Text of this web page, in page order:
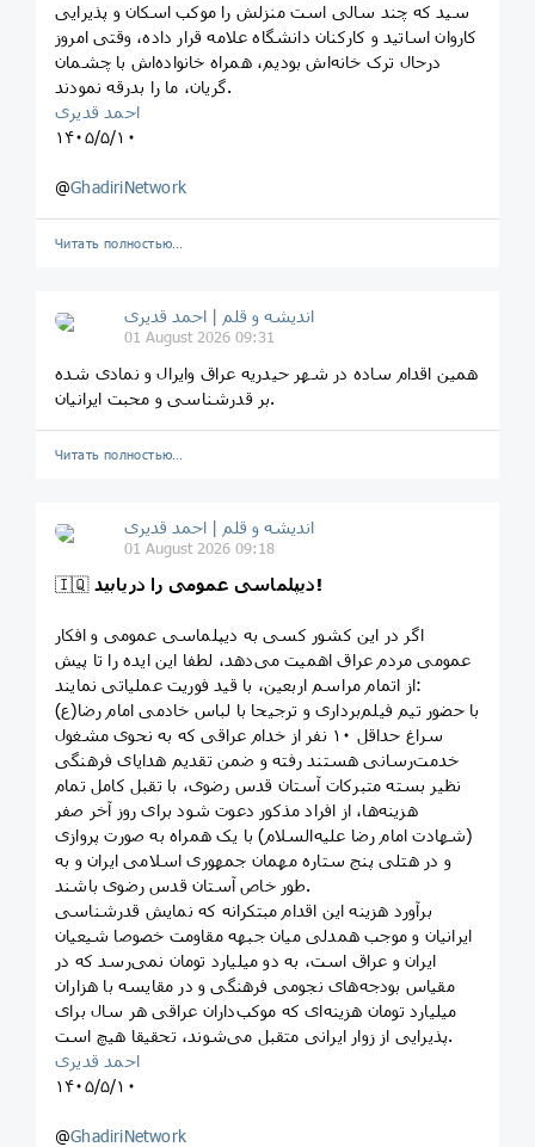
سید که چند سالی است منزلش را موکب اسکان و پذیرایی
کاروان اساتید و کارکنان دانشگاه علامه قرار داده، وقتی امروز
درحال ترک خانه‌اش بودیم، همراه خانواده‌اش با چشمان
گریان، ما را بدرقه نمودند.
احمد قدیری
۱۴۰۵/۵/۱۰
@GhadiriNetwork
Читать полностью…
اندیشه و قلم | احمد قدیری
01 August 2026 09:31
همین اقدام ساده در شهر حیدریه عراق وایرال و نمادی شده
بر قدرشناسی و محبت ایرانیان.
Читать полностью…
اندیشه و قلم | احمد قدیری
01 August 2026 09:18
🇮🇶 دیپلماسی عمومی را دریابید!
اگر در این کشور کسی به دیپلماسی عمومی و افکار
عمومی مردم عراق اهمیت می‌دهد، لطفا این ایده را تا پیش
از اتمام مراسم اربعین، با قید فوریت عملیاتی نمایند:
‏با حضور تیم فیلم‌برداری و ترجیحا با لباس خادمی امام رضا(ع)
سراغ حداقل ۱۰ نفر از خدام عراقی که به نحوی مشغول
خدمت‌رسانی هستند رفته و ضمن تقدیم هدایای فرهنگی
نظیر بسته متبرکات آستان قدس رضوی، با تقبل کامل تمام
هزینه‌ها، از افراد مذکور دعوت شود برای روز آخر صفر
(شهادت امام رضا علیه‌السلام) با یک همراه به صورت پروازی
و در هتلی پنج ستاره مهمان جمهوری اسلامی ایران و به
طور خاص آستان قدس رضوی باشند.
برآورد هزینه این اقدام مبتکرانه که نمایش قدرشناسی
ایرانیان و موجب همدلی میان جبهه مقاومت خصوصا شیعیان
ایران و عراق است، به دو میلیارد تومان نمی‌رسد که در
مقیاس بودجه‌های نجومی فرهنگی و در مقایسه با هزاران
میلیارد تومان هزینه‌ای که موکب‌داران عراقی هر سال برای
پذیرایی از زوار ایرانی متقبل می‌شوند، تحقیقا هیچ است.
احمد قدیری
۱۴۰۵/۵/۱۰
@GhadiriNetwork